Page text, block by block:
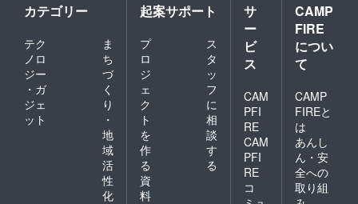
カテゴリー
テク
ノロ
ジー
・ガ
ジェ
ット
ま
ち
づ
く
り
・
地
域
活
性
化
起案サポート
プ
ロ
ジ
ェ
ク
ト
を
作
る
ス
タ
ッ
フ
に
相
談
す
る
資
料
サ
ー
ビ
ス
CAM
PFI
RE
CAM
PFI
RE
コ
CAMP
FIRE
につい
て
CAMP
FIREと
は
あんし
ん・安
全への
取り組